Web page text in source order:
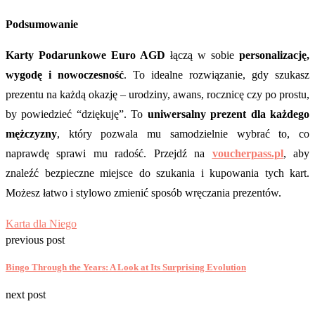
Podsumowanie
Karty Podarunkowe Euro AGD łączą w sobie personalizację,
wygodę i nowoczesność. To idealne rozwiązanie, gdy szukasz
prezentu na każdą okazję – urodziny, awans, rocznicę czy po prostu,
by powiedzieć “dziękuję”. To uniwersalny prezent dla każdego
mężczyzny, który pozwala mu samodzielnie wybrać to, co
naprawdę sprawi mu radość. Przejdź na voucherpass.pl, aby
znaleźć bezpieczne miejsce do szukania i kupowania tych kart.
Możesz łatwo i stylowo zmienić sposób wręczania prezentów.
Karta dla Niego
previous post
Bingo Through the Years: A Look at Its Surprising Evolution
next post